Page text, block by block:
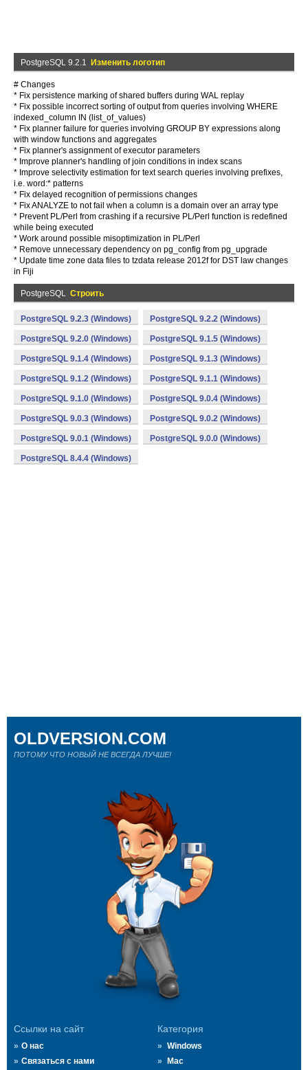
PostgreSQL 9.2.1 Изменить логотип
# Changes
* Fix persistence marking of shared buffers during WAL replay
* Fix possible incorrect sorting of output from queries involving WHERE
indexed_column IN (list_of_values)
* Fix planner failure for queries involving GROUP BY expressions along
with window functions and aggregates
* Fix planner's assignment of executor parameters
* Improve planner's handling of join conditions in index scans
* Improve selectivity estimation for text search queries involving prefixes,
i.e. word:* patterns
* Fix delayed recognition of permissions changes
* Fix ANALYZE to not fail when a column is a domain over an array type
* Prevent PL/Perl from crashing if a recursive PL/Perl function is redefined
while being executed
* Work around possible misoptimization in PL/Perl
* Remove unnecessary dependency on pg_config from pg_upgrade
* Update time zone data files to tzdata release 2012f for DST law changes
in Fiji
PostgreSQL Строить
PostgreSQL 9.2.3 (Windows) PostgreSQL 9.2.2 (Windows)
PostgreSQL 9.2.0 (Windows) PostgreSQL 9.1.5 (Windows)
PostgreSQL 9.1.4 (Windows) PostgreSQL 9.1.3 (Windows)
PostgreSQL 9.1.2 (Windows) PostgreSQL 9.1.1 (Windows)
PostgreSQL 9.1.0 (Windows) PostgreSQL 9.0.4 (Windows)
PostgreSQL 9.0.3 (Windows) PostgreSQL 9.0.2 (Windows)
PostgreSQL 9.0.1 (Windows) PostgreSQL 9.0.0 (Windows)
PostgreSQL 8.4.4 (Windows)
Ссылки на сайт
О нас
Связаться с нами
Категория
Windows
Mac
OLDVERSION.COM
ПОТОМУ ЧТО НОВЫЙ НЕ ВСЕГДА ЛУЧШЕ!